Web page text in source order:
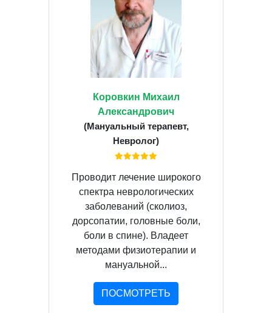
Коровкин Михаил
Александрович
(Мануальный терапевт,
Невролог)
Проводит лечение широкого
спектра неврологических
заболеваний (сколиоз,
дорсопатии, головные боли,
боли в спине). Владеет
методами физиотерапии и
мануальной...
ПОСМОТРЕТЬ